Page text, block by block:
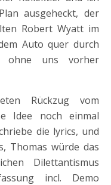
ausgeheckt, der
Robert Wyatt im
Auto quer durch
ohne uns vorher
Rückzug vom
Idee noch einmal
die lyrics, und
Thomas würde das
Dilettantismus
incl. Demo